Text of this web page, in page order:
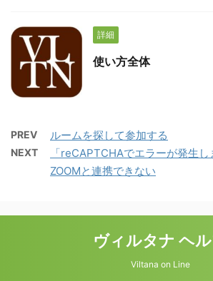
詳細
使い方全体
PREV ルームを探して参加する
NEXT
「reCAPTCHAでエラーが発生
ZOOMと連携できない
ヴィルタナ ヘ
Viltana on Line